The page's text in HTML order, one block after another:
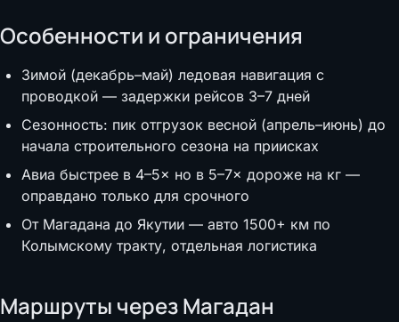
Особенности и ограничения
Зимой (декабрь–май) ледовая навигация с
проводкой — задержки рейсов 3–7 дней
Сезонность: пик отгрузок весной (апрель–июнь) до
начала строительного сезона на приисках
Авиа быстрее в 4–5× но в 5–7× дороже на кг —
оправдано только для срочного
От Магадана до Якутии — авто 1500+ км по
Колымскому тракту, отдельная логистика
Маршруты черезМагадан